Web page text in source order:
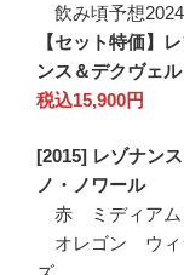
飲み頃予想2024
【セット特価】
ンス＆デクヴェル
税込15,900円
[2015] レゾナン
ノ・ノワール
赤 ミディアム
オレゴン ウィ